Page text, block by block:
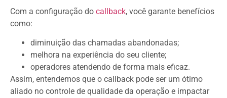
Com a configuração do callback, você garante benefícios
como:
diminuição das chamadas abandonadas;
melhora na experiência do seu cliente;
operadores atendendo de forma mais eficaz.
Assim, entendemos que o callback pode ser um ótimo
aliado no controle de qualidade da operação e impactar